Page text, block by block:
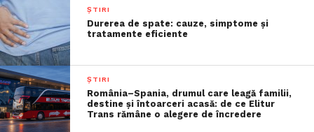
ȘTIRI
Durerea de spate: cauze, simptome și
tratamente eficiente
ȘTIRI
România–Spania, drumul care leagă familii,
destine și întoarceri acasă: de ce Elitur
Trans rămâne o alegere de încredere